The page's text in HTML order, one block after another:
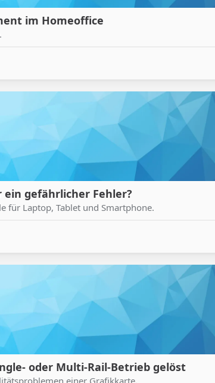
im Homeoffice
ein gefährlicher Fehler?
für Laptop, Tablet und Smartphone.
oder Multi-Rail-Betrieb gelöst
einer Grafikkarte.